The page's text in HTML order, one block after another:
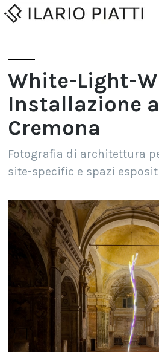
White-Light-
Installazione
Cremona
Fotografia di architettura
site-specific e spazi